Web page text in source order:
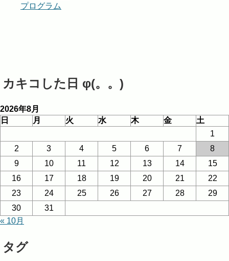
プログラム
カキコした日 φ(。。)
2026年8月
日
月 火 水 木 金
土
1
2
3 4 5 6 7
8
9
10 11 12 13 14
15
16
17 18 19 20 21
22
23
24 25 26 27 28
29
30
31
« 10月
タグ